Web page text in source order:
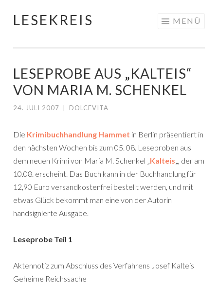
Springe
LESEKREIS MENÜ
LESEPROBE AUS „KALTEIS“
VON MARIA M. SCHENKEL
24. JULI 2007 DOLCEVITA
Die Krimibuchhandlung Hammet in Berlin präsentiert in
den nächsten Wochen bis zum 05. 08. Leseproben aus
dem neuen Krimi von Maria M. Schenkel „Kalteis„, der am
10.08. erscheint. Das Buch kann in der Buchhandlung für
12,90 Euro versandkostenfrei bestellt werden, und mit
etwas Glück bekommt man eine von der Autorin
handsignierte Ausgabe.
Leseprobe Teil 1
Aktennotiz zum Abschluss des Verfahrens Josef Kalteis
Geheime Reichssache